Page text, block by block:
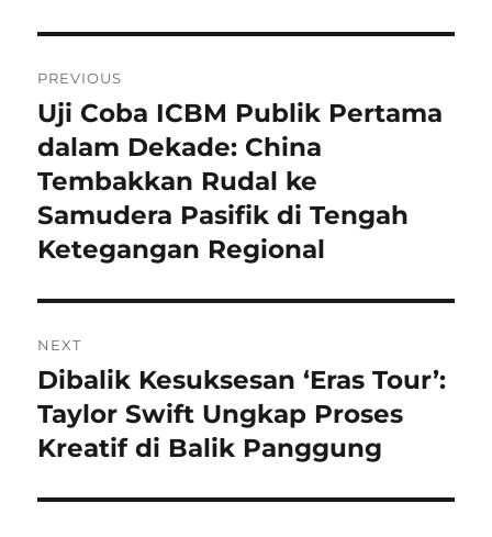
pos
PREVIOUS
Previous
post:
Uji Coba ICBM Publik Pertama
dalam Dekade: China
Tembakkan Rudal ke
Samudera Pasifik di Tengah
Ketegangan Regional
NEXT
Next
post:
Dibalik Kesuksesan ‘Eras Tour’:
Taylor Swift Ungkap Proses
Kreatif di Balik Panggung